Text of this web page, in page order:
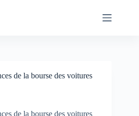
de la bourse des voitures
de la bourse des voitures